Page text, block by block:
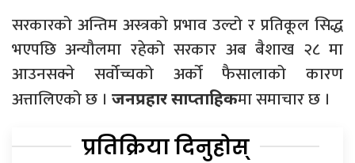
सरकारको अन्तिम अस्त्रको प्रभाव उल्टो र प्रतिकूल सिद्ध
भएपछि अन्यौलमा रहेको सरकार अब बैशाख २८ मा
आउनसक्ने सर्वोच्चको अर्को फैसालाको कारण
अत्तालिएको छ । जनप्रहार साप्ताहिकमा समाचार छ ।
प्रतिक्रिया दिनुहोस्